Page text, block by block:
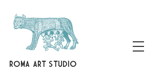
ROMA ART STUDIO